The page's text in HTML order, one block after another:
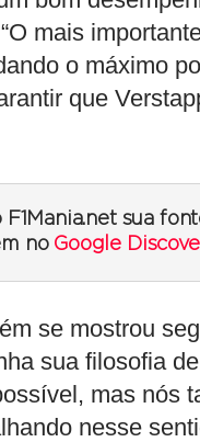
mais
o máximo
que
F1Mania.net sua
no Google
se mostrou
sua filosofia
mas nós
nesse